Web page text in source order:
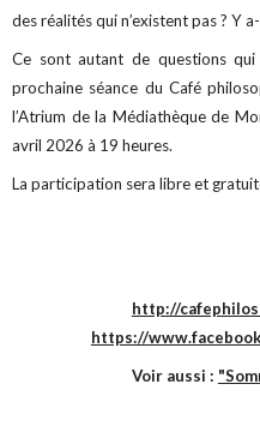
des réalités qui n’existent pas ? Y
Ce sont autant de questions
prochaine séance du Café
l’Atrium de la Médiathèque de
avril 2026 à 19 heures.
La participation sera libre et
http://
https://
Voir aussi :